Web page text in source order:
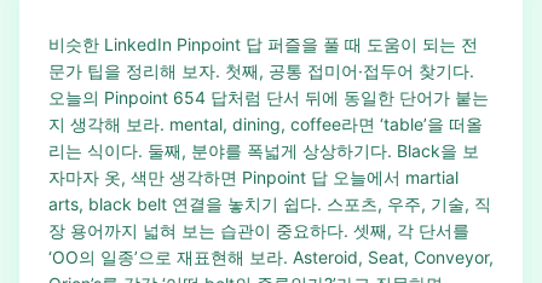
비슷한 LinkedIn Pinpoint 답 퍼즐을 풀 때 도움이 되는 전
문가 팁을 정리해 보자. 첫째, 공통 접미어·접두어 찾기다.
오늘의 Pinpoint 654 답처럼 단서 뒤에 동일한 단어가 붙는
지 생각해 보라. mental, dining, coffee라면 ‘table’을 떠올
리는 식이다. 둘째, 분야를 폭넓게 상상하기다. Black을 보
자마자 옷, 색만 생각하면 Pinpoint 답 오늘에서 martial
arts, black belt 연결을 놓치기 쉽다. 스포츠, 우주, 기술, 직
장 용어까지 넓혀 보는 습관이 중요하다. 셋째, 각 단서를
‘OO의 일종’으로 재표현해 보라. Asteroid, Seat, Conveyor,